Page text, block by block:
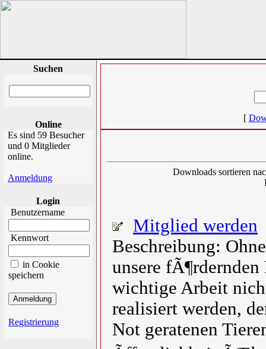
Suchen
Online
Es sind 59 Besucher
und 0 Mitglieder
online.
Anmeldung
Login
Benutzername
Kennwort
in Cookie
speichern
Registrierung
[
Downloads sortieren
Mitglied werden
Beschreibung:
unsere
wichtige Arbeit
realisiert werden,
Not geratenen